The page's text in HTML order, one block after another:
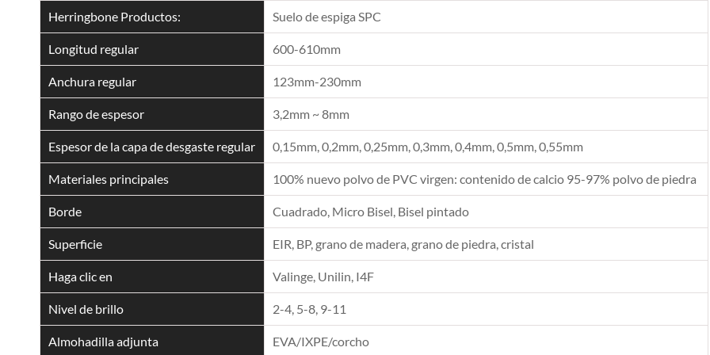
Herringbone Productos: Suelo de espiga SPC
Longitud regular 600-610mm
Anchura regular 123mm-230mm
Rango de espesor 3,2mm ~ 8mm
Espesor de la capa de desgaste regular 0,15mm, 0,2mm, 0,25mm, 0,3mm, 0,4mm, 0,5mm, 0,55mm
Materiales principales 100% nuevo polvo de PVC virgen: contenido de calcio 95-97% polvo de piedra
Borde Cuadrado, Micro Bisel, Bisel pintado
Superficie EIR, BP, grano de madera, grano de piedra, cristal
Haga clic en Valinge, Unilin, I4F
Nivel de brillo 2-4, 5-8, 9-11
Almohadilla adjunta EVA/IXPE/corcho